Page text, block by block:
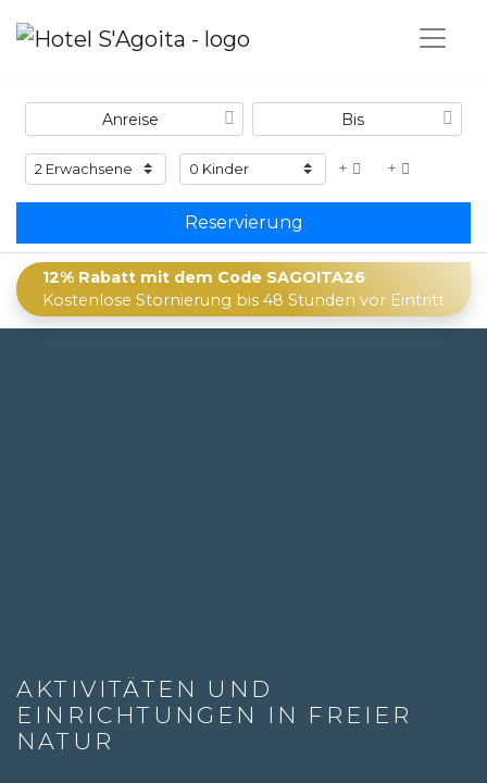
+ +
Reservierung
12% Rabatt mit dem Code SAGOITA26
Kostenlose Stornierung bis 48 Stunden vor Eintritt
AKTIVITÄTEN UND
EINRICHTUNGEN IN FREIER
NATUR